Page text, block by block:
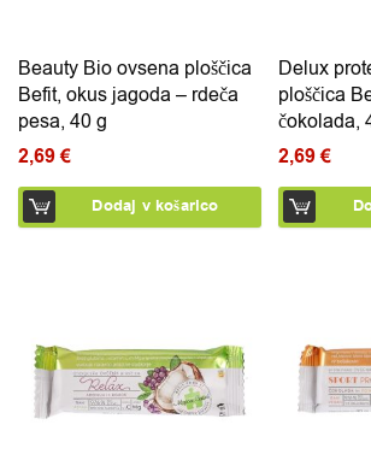
Beauty Bio ovsena ploščica
Befit, okus jagoda – rdeča
pesa, 40 g
2,69€
Dodaj v košarico
Delux
ploščica
čokolada,
2,69€